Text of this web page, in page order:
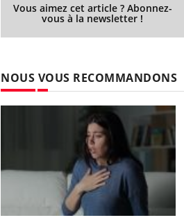
Vous aimez cet article ? Abonnez-
vous à la newsletter !
NOUS VOUS RECOMMANDONS